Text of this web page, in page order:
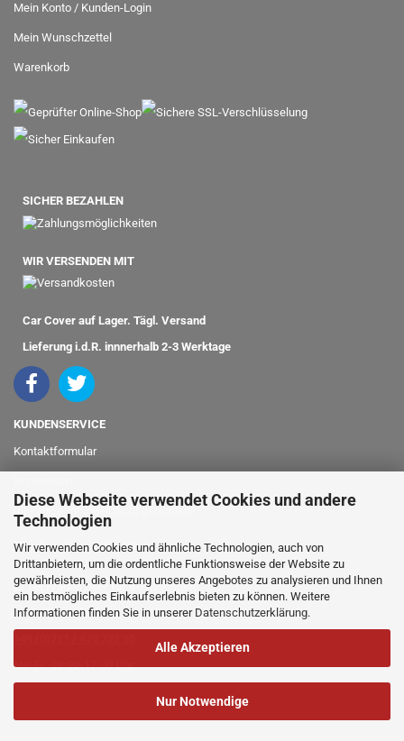
Diese Webseite verwendet Cookies und andere
Technologien
Wir verwenden Cookies und ähnliche Technologien, auch von
Drittanbietern, um die ordentliche Funktionsweise der Website zu
gewährleisten, die Nutzung unseres Angebotes zu analysieren und Ihnen
ein bestmögliches Einkaufserlebnis bieten zu können. Weitere
Informationen finden Sie in unserer Datenschutzerklärung.
Alle Akzeptieren
Nur Notwendige
Mein Konto / Kunden-Login
Mein Wunschzettel
Warenkorb
SICHER BEZAHLEN
WIR VERSENDEN MIT
Car Cover auf Lager. Tägl. Versand
Lieferung i.d.R. innnerhalb 2-3 Werktage
KUNDENSERVICE
Kontaktformular
Ihr Fahrzeugmodell nicht gefunden?
info@classicshop24.de
bei Fragen oder für Bestellungen
rufen Sie einfach an:
Mo-Fr. 09:00-17:00 Uhr